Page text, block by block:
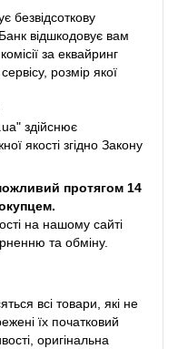
безвідсоткову
відшкодовує вам
за еквайринг
розмір якої
здійснює
якості згідно Закону
протягом 14
на нашому сайті
та обміну.
всі товари, які не
їх початковий
оригінальна